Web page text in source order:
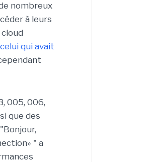
nombreux
à leurs
qui avait
005, 006,
que des
" a